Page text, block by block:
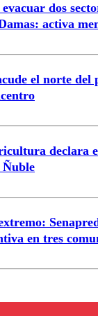
dos
activa
el norte del
declara
en tres